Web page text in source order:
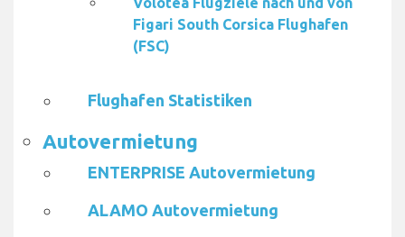
Figari South Corsica Flughafen
(FSC)
Flughafen Statistiken
Autovermietung
ENTERPRISE Autovermietung
ALAMO Autovermietung